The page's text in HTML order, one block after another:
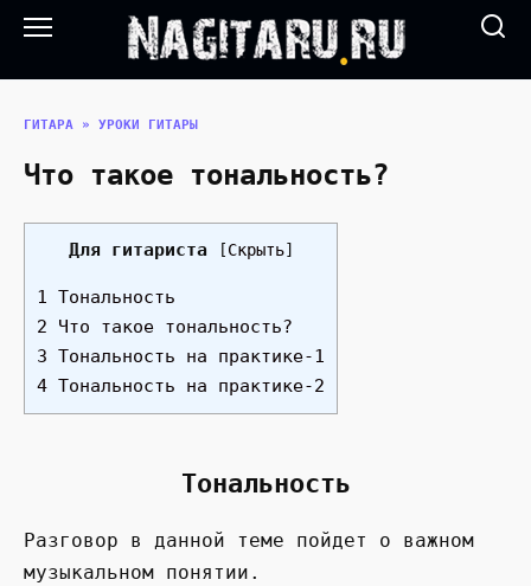
Перейти
ГИТАРА » УРОКИ ГИТАРЫ
Что такое тональность?
Для гитариста [Скрыть]
1 Тональность
2 Что такое тональность?
3 Тональность на практике-1
4 Тональность на практике-2
Тональность
Разговор в данной теме пойдет о важном
музыкальном понятии.